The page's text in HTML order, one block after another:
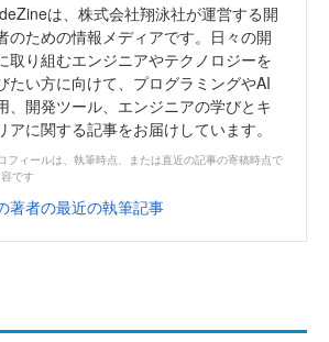
は、株式会社翔泳社が運営する開
のための情報メディアです。日々の開
取り組むエンジニアやテクノロジーを
たい方に向けて、プログラミングやAI
、開発ツール、エンジニアの学びとキ
アに関する記事をお届けしています。
フィールは、執筆時点、または直近の記事の寄稿時点で
です
著者の最近の執筆記事